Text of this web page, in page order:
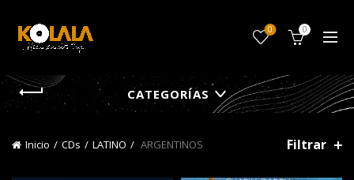
0 0
CATEGORÍAS
Inicio CDs LATINO ARGENTINOS Filtrar